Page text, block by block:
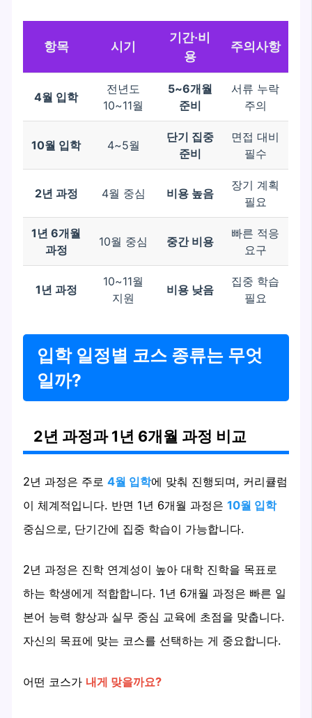
항목 시기
기간·비
용
주의사항
4월 입학
전년도
10~11월
5~6개월
준비
서류 누락
주의
10월 입학 4~5월
단기 집중
준비
면접 대비
필수
2년 과정 4월 중심 비용 높음
장기 계획
필요
1년 6개월
과정
10월 중심 중간 비용
빠른 적응
요구
1년 과정
10~11월
지원
비용 낮음
집중 학습
필요
입학 일정별 코스 종류는 무엇
일까?
2년 과정과 1년 6개월 과정 비교
2년 과정은 주로4월 입학에 맞춰 진행되며, 커리큘럼
이 체계적입니다. 반면 1년 6개월 과정은10월 입학
중심으로, 단기간에 집중 학습이 가능합니다.
2년 과정은 진학 연계성이 높아 대학 진학을 목표로
하는 학생에게 적합합니다. 1년 6개월 과정은 빠른 일
본어 능력 향상과 실무 중심 교육에 초점을 맞춥니다.
자신의 목표에 맞는 코스를 선택하는 게 중요합니다.
어떤 코스가 내게 맞을까요?